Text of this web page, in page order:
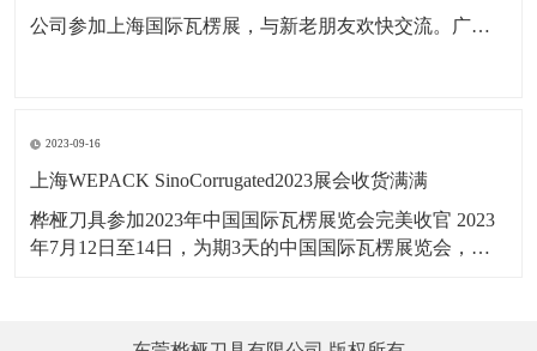
公司参加上海国际瓦楞展，与新老朋友欢快交流。广东包协纸委会领导亲临现场参观。本次展会为公司深耕国内市场，拓展海外市场，更前进了一步。
2023-09-16
上海WEPACK SinoCorrugated2023展会收货满满
桦桠刀具参加2023年中国国际瓦楞展览会完美收官 2023
年7月12日至14日，为期3天的中国国际瓦楞展览会，在